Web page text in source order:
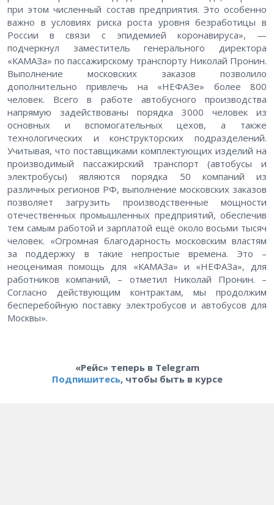
при этом численный состав предприятия. Это особенно
важно в условиях риска роста уровня безработицы в
России в связи с эпидемией коронавируса», —
подчеркнул заместитель генерального директора
«КАМАЗа» по пассажирскому транспорту Николай Пронин.
Выполнение московских заказов позволило
дополнительно привлечь на «НЕФАЗе» более 800
человек. Всего в работе автобусного производства
напрямую задействованы порядка 3000 человек из
основных и вспомогательных цехов, а также
технологических и конструкторских подразделений.
Учитывая, что поставщиками комплектующих изделий на
производимый пассажирский транспорт (автобусы и
электробусы) являются порядка 50 компаний из
различных регионов РФ, выполнение московских заказов
позволяет загрузить производственные мощности
отечественных промышленных предприятий, обеспечив
тем самым работой и зарплатой ещё около восьми тысяч
человек. «Огромная благодарность московским властям
за поддержку в такие непростые времена. Это –
неоценимая помощь для «КАМАЗа» и «НЕФАЗа», для
работников компаний, – отметил Николай Пронин. –
Согласно действующим контрактам, мы продолжим
бесперебойную поставку электробусов и автобусов для
Москвы».
«Рейс» теперь в Telegram
Подпишитесь, чтобы быть в курсе